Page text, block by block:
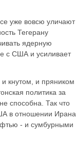
уже вовсю уличают
Тегерану
ядерную
с США и усиливает
кнутом, и пряником
политика за
способна. Так что
в отношении Ирана
- и сумбурными